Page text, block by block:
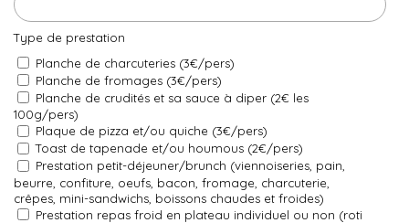
Type de prestation
Planche de charcuteries (3€/pers)
Planche de fromages (3€/pers)
Planche de crudités et sa sauce à diper (2€ les
100g/pers)
Plaque de pizza et/ou quiche (3€/pers)
Toast de tapenade et/ou houmous (2€/pers)
Prestation petit-déjeuner/brunch (viennoiseries, pain,
beurre, confiture, oeufs, bacon, fromage, charcuterie,
crêpes, mini-sandwichs, boissons chaudes et froides)
Prestation repas froid en plateau individuel ou non (roti